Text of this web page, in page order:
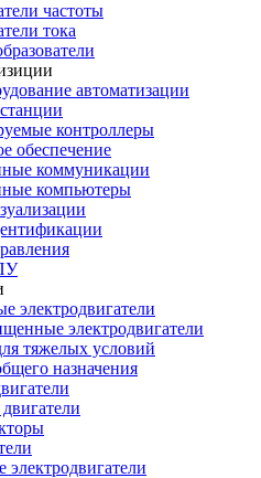
частоты
тока
автоматизации
контроллеры
обеспечение
коммуникации
компьютеры
электродвигатели
электродвигатели
тяжелых условий
назначения